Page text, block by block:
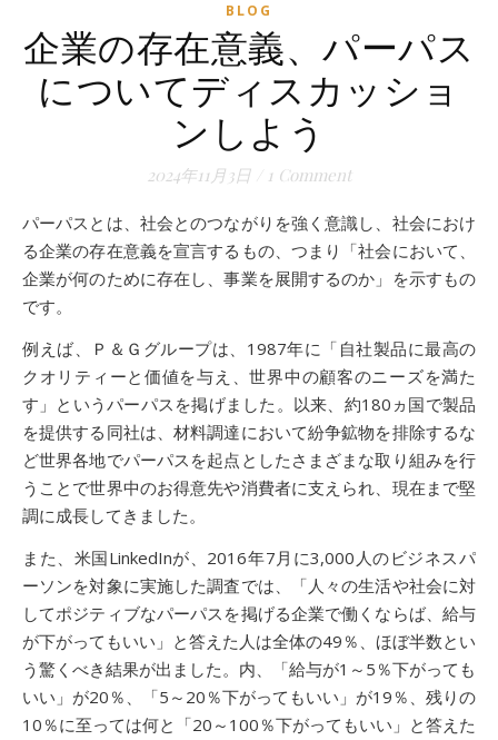
BLOG
企業の存在意義、パーパス
についてディスカッショ
ンしよう
2024年11月3日 1 Comment
パーパスとは、社会とのつながりを強く意識し、社会におけ
る企業の存在意義を宣言するもの、つまり「社会において、
企業が何のために存在し、事業を展開するのか」を示すもの
です。
例えば、Ｐ＆Ｇグループは、1987年に「自社製品に最高の
クオリティーと価値を与え、世界中の顧客のニーズを満た
す」というパーパスを掲げました。以来、約180ヵ国で製品
を提供する同社は、材料調達において紛争鉱物を排除するな
ど世界各地でパーパスを起点としたさまざまな取り組みを行
うことで世界中のお得意先や消費者に支えられ、現在まで堅
調に成長してきました。
また、米国LinkedInが、2016年7月に3,000人のビジネスパ
ーソンを対象に実施した調査では、「人々の生活や社会に対
してポジティブなパーパスを掲げる企業で働くならば、給与
が下がってもいい」と答えた人は全体の49％、ほぼ半数とい
う驚くべき結果が出ました。内、「給与が1～5％下がっても
いい」が20％、「5～20％下がってもいい」が19％、残りの
10％に至っては何と「20～100％下がってもいい」と答えた